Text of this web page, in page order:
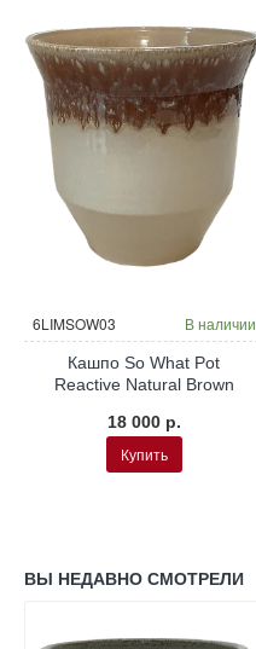
6LIMSOW03 В наличии
Кашпо So What Pot
Reactive Natural Brown
18 000 р.
Купить
ВЫ НЕДАВНО СМОТРЕЛИ